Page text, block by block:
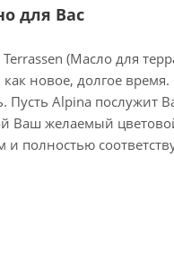
для Вас
(Масло для
новое, долгое
Alpina послужит
желаемый
полностью